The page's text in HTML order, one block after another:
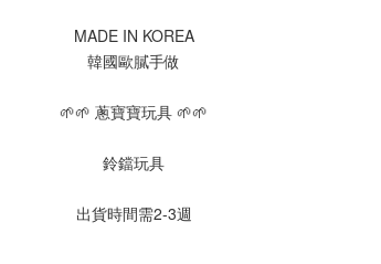
MADE IN KOREA
韓國歐膩手做
🌱🌱 蔥寶寶玩具 🌱🌱
鈴鐺玩具
出貨時間需2-3週